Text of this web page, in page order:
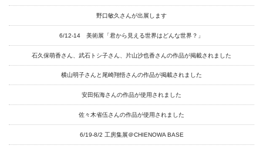
野口敏久さんが出展します
6/12-14 美術展「君から見える世界はどんな世界？」
石久保萌香さん、武石トシ子さん、片山沙也香さんの作品が掲載されました
横山明子さんと尾崎翔悟さんの作品が掲載されました
安田拓海さんの作品が使用されました
佐々木省伍さんの作品が使用されました
6/19-8/2 工房集展＠CHIENOWA BASE